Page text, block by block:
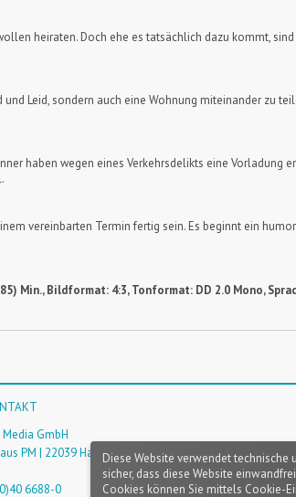
heiraten. Doch ehe es tatsächlich dazu kommt,
Leid, sondern auch eine Wohnung miteinander zu
haben wegen eines Verkehrsdelikts eine Vorladung
vereinbarten Termin fertig sein. Es beginnt ein
Min., Bildformat: 4:3, Tonformat: DD 2.0 Mono,
GmbH
PM | 22039 Hamburg
6688-0
Diese Website verwendet
sicher, dass diese Website
Cookies können Sie mittels Cookie-